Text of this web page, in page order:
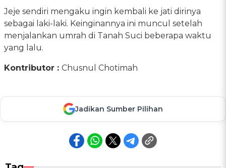
Jeje sendiri mengaku ingin kembali ke jati dirinya
sebagai laki-laki. Keinginannya ini muncul setelah
menjalankan umrah di Tanah Suci beberapa waktu
yang lalu.
Kontributor : Chusnul Chotimah
Jadikan Sumber Pilihan